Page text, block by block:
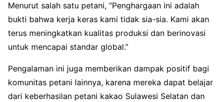
Menurut salah satu petani, “Penghargaan ini adalah
bukti bahwa kerja keras kami tidak sia-sia. Kami akan
terus meningkatkan kualitas produksi dan berinovasi
untuk mencapai standar global.”
Pengalaman ini juga memberikan dampak positif bagi
komunitas petani lainnya, karena mereka dapat belajar
dari keberhasilan petani kakao Sulawesi Selatan dan